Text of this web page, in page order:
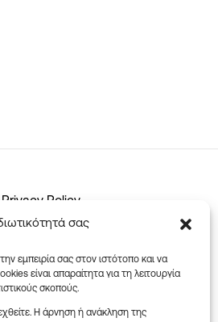
σας
εμπειρία σας στον ιστότοπο και να
είναι απαραίτητα για τη λειτουργία
σκοπούς.
Η άρνηση ή ανάκληση της
Privacy Policy
08:30-
18:00